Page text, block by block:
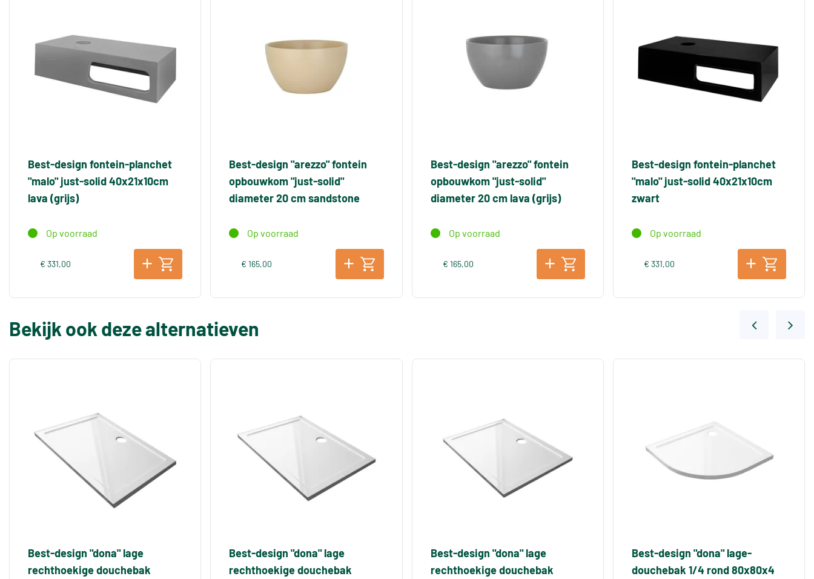
Best-design fontein-planchet
"malo" just-solid 40x21x10cm
lava (grijs)
Op voorraad
€ 331,00
Best-design "arezzo" fontein
opbouwkom "just-solid"
diameter 20 cm sandstone
Op voorraad
€ 165,00
Best-design "arezzo" fontein
opbouwkom "just-solid"
diameter 20 cm lava (grijs)
Op voorraad
€ 165,00
Best-design fontein-planchet
"malo" just-solid 40x21x10cm
zwart
Op voorraad
€ 331,00
Bekijk ook deze alternatieven
Best-design "dona" lage
rechthoekige douchebak
Best-design "dona" lage
rechthoekige douchebak
Best-design "dona" lage
rechthoekige douchebak
Best-design "dona" lage-
douchebak 1/4 rond 80x80x4